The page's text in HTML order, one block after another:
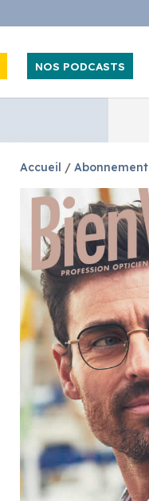
NOS PODCASTS
Accueil /Abonnement